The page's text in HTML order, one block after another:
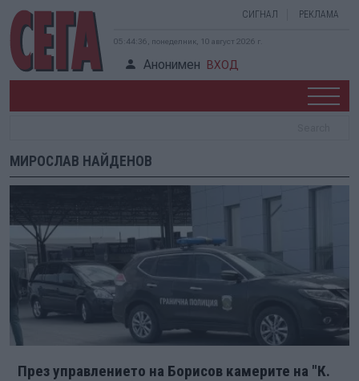
СИГНАЛ РЕКЛАМА
05:44:36, понеделник, 10 август 2026 г.
Анонимен ВХОД
МИРОСЛАВ НАЙДЕНОВ
През управлението на Борисов камерите на "К.